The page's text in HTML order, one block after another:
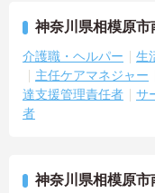
神奈川県相模原
介護職・ヘルパー 生
主任ケアマネジャー
達支援管理責任者
サ
者
神奈川県相模原